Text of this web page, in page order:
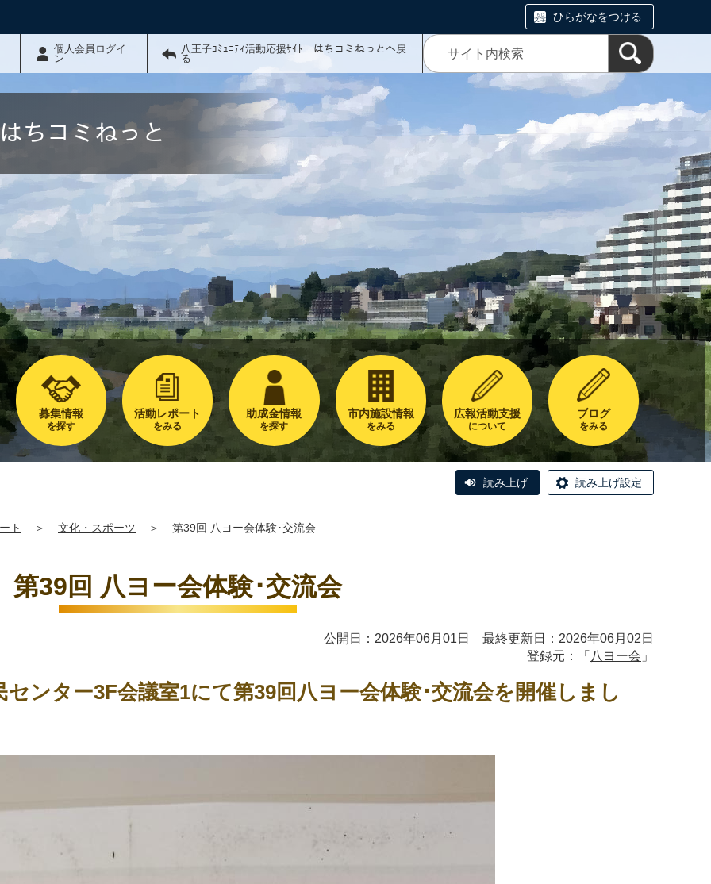
ひらがなをつける
個人会員ログイ
ン
八王子ｺﾐｭﾆﾃｨ活動応援ｻｲﾄ はちコミねっとへ戻
る
ちコミねっと
募集情報
を探す
活動レポート
をみる
助成金情報
を探す
市内施設情報
をみる
広報活動支援
について
ブログ
をみる
読み上げ 読み上げ設定
ト ＞ 文化・スポーツ ＞ 第39回 八ヨー会体験･交流会
第39回 八ヨー会体験･交流会
公開日：2026年06月01日 最終更新日：2026年06月02日
登録元：「 八ヨー会 」
ンター3F会議室1にて第39回八ヨー会体験･交流会を開催しまし